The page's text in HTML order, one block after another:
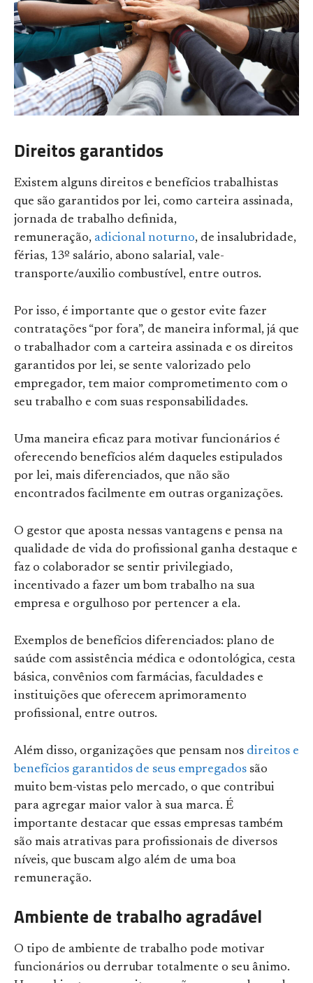
Direitos garantidos
Existem alguns direitos e benefícios trabalhistas
que são garantidos por lei, como carteira assinada,
jornada de trabalho definida,
remuneração, adicional noturno, de insalubridade,
férias, 13º salário, abono salarial, vale-
transporte/auxilio combustível, entre outros.
Por isso, é importante que o gestor evite fazer
contratações “por fora”, de maneira informal, já que
o trabalhador com a carteira assinada e os direitos
garantidos por lei, se sente valorizado pelo
empregador, tem maior comprometimento com o
seu trabalho e com suas responsabilidades.
Uma maneira eficaz para motivar funcionários é
oferecendo benefícios além daqueles estipulados
por lei, mais diferenciados, que não são
encontrados facilmente em outras organizações.
O gestor que aposta nessas vantagens e pensa na
qualidade de vida do profissional ganha destaque e
faz o colaborador se sentir privilegiado,
incentivado a fazer um bom trabalho na sua
empresa e orgulhoso por pertencer a ela.
Exemplos de benefícios diferenciados: plano de
saúde com assistência médica e odontológica, cesta
básica, convênios com farmácias, faculdades e
instituições que oferecem aprimoramento
profissional, entre outros.
Além disso, organizações que pensam nos direitos e
benefícios garantidos de seus empregados são
muito bem-vistas pelo mercado, o que contribui
para agregar maior valor à sua marca. É
importante destacar que essas empresas também
são mais atrativas para profissionais de diversos
níveis, que buscam algo além de uma boa
remuneração.
Ambiente de trabalho agradável
O tipo de ambiente de trabalho pode motivar
funcionários ou derrubar totalmente o seu ânimo.